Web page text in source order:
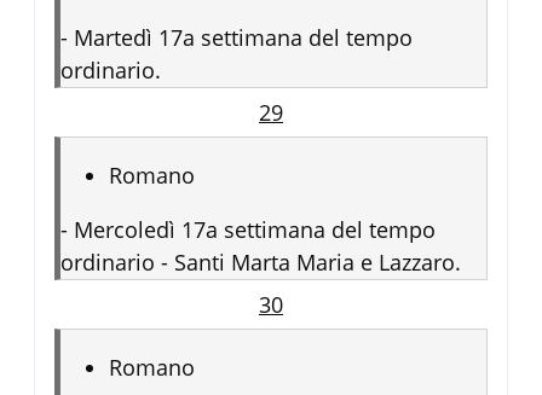
- Martedì 17a settimana del tempo
ordinario.
29
Romano
- Mercoledì 17a settimana del tempo
ordinario - Santi Marta Maria e Lazzaro.
30
Romano